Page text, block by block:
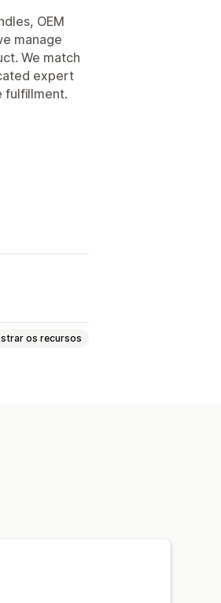
OEM
manage
We match
expert
fulfillment.
os recursos